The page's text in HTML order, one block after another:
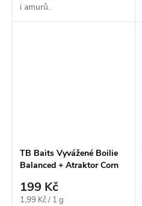
i amurů.
TB Baits Vyvážené Boilie
Balanced + Atraktor Corn
199 Kč
Měrná
1,99 Kč / 1 g